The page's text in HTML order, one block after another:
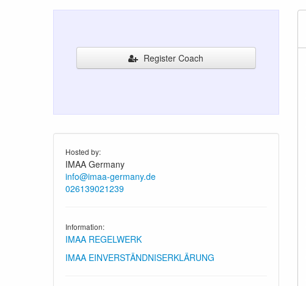
Register Coach
Hosted by:
IMAA Germany
info@imaa-germany.de
026139021239
Information:
IMAA REGELWERK
IMAA EINVERSTÄNDNISERKLÄRUNG